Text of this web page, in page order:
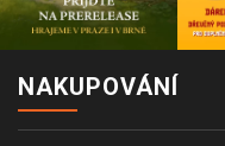
NAKUPOVÁNÍ